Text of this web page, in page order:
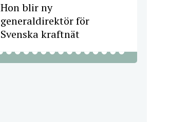
Hon blir ny
generaldirektör för
Svenska kraftnät